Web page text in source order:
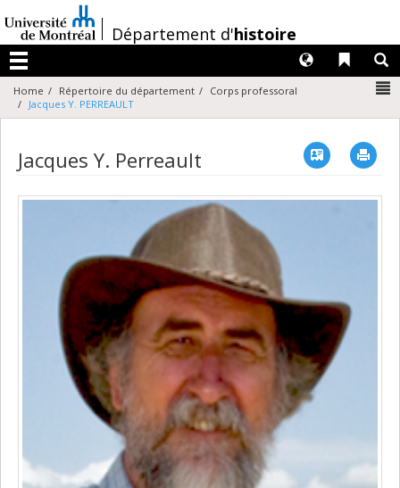
au
contenu
/Département d'histoire
Menu
Liens
Langues
Home Répertoire du département
Corps professoral
Jacques Y. PERREAULT
Jacques Y. Perreault Vcard